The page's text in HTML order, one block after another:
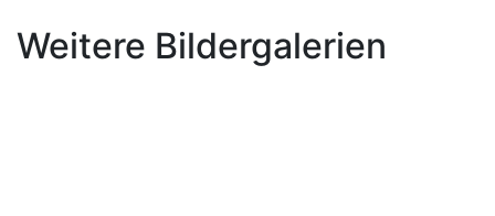
Weitere Bildergalerien